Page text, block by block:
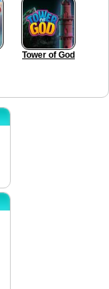
Tower of God